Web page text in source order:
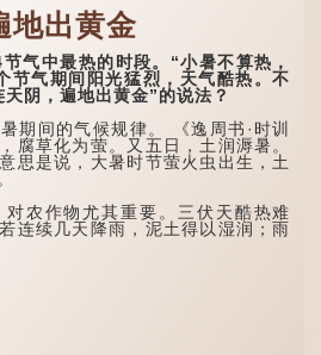
」
二
样
一
一
部位生长的细毛，也叫
「毳」，又叫「寒毛」、
「汗毛」。
医学上，「毳毛」是一
个专有名词。它指人类在儿
童时期长出的一种细小、不
易注意到却又几乎遍布全身
的毛发。毳毛的密度因人而
异，其长度则通常不会...
地出黄金
中最热的时段。“小暑不算热，
节气期间阳光猛烈，天气酷热。不
阴，遍地出黄金”的说法？
间的气候规律。 《逸周书·时训
腐草化为萤。又五日，土润溽暑。
思是说，大暑时节萤火虫出生，土
农作物尤其重要。三伏天酷热难
连续几天降雨，泥土得以湿润；雨